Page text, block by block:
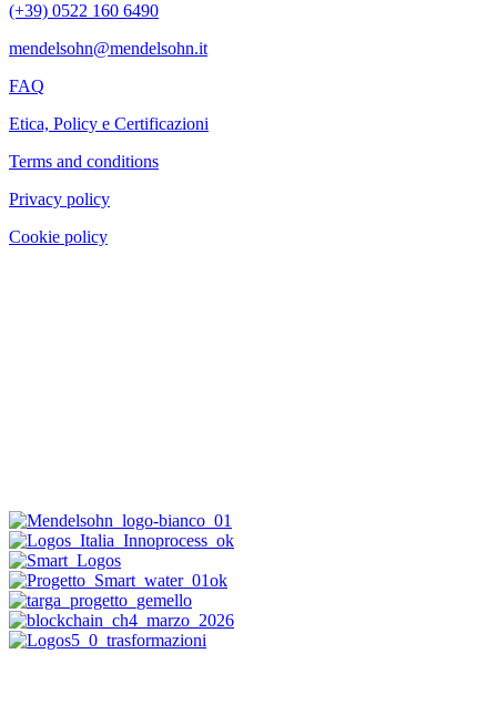
(+39) 0522 160 6490
mendelsohn@mendelsohn.it
FAQ
Etica, Policy e Certificazioni
Terms and conditions
Privacy policy
Cookie policy